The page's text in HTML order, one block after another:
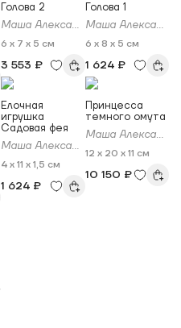
Голова 2
Маша Александрова
6 x 7 x 5 см
3 553 ₽
Елочная
игрушка
Садовая фея
Маша Александрова
4 x 11 x 1,5 см
1 624 ₽
Голова 1
Маша Александрова
6 x 8 x 5 см
1 624 ₽
Принцесса
темного омута
Маша Александрова
12 x 20 x 11 см
10 150 ₽